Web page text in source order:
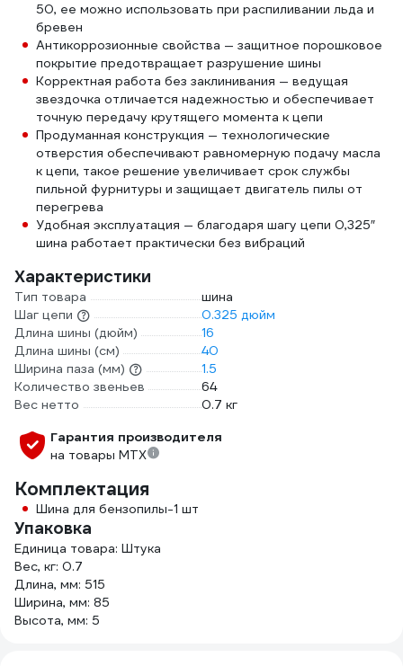
50, ее можно использовать при распиливании льда и
бревен
Антикоррозионные свойства — защитное порошковое
покрытие предотвращает разрушение шины
Корректная работа без заклинивания — ведущая
звездочка отличается надежностью и обеспечивает
точную передачу крутящего момента к цепи
Продуманная конструкция — технологические
отверстия обеспечивают равномерную подачу масла
к цепи, такое решение увеличивает срок службы
пильной фурнитуры и защищает двигатель пилы от
перегрева
Удобная эксплуатация — благодаря шагу цепи 0,325″
шина работает практически без вибраций
Характеристики
Тип товара
шина
Шаг цепи
0.325 дюйм
Длина шины (дюйм)
16
Длина шины (см)
40
Ширина паза (мм)
1.5
Количество звеньев
64
Вес нетто
0.7 кг
Гарантия производителя
на товары MTX
Комплектация
Шина для бензопилы-1 шт
Упаковка
Единица товара: Штука
Вес, кг: 0.7
Длина, мм: 515
Ширина, мм: 85
Высота, мм: 5